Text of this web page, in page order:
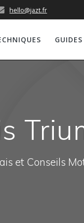
hello@jazt.fr
et Conseils